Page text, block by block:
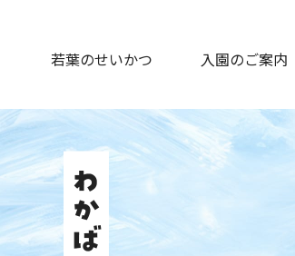
若葉のせいかつ 入園のご案内